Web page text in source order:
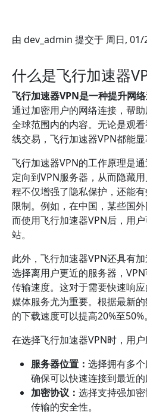
由 dev_admin 提交于 周日,
什么是飞行加速器
飞行加速器VPN是一种提升网络
通过加密用户的网络连接，帮
全球范围内的内容。无论是观
线交易，飞行加速器VPN都能显
飞行加速器VPN的工作原理是
定向到VPN服务器，从而隐藏
程不仅增强了隐私保护，还能
限制。例如，在中国，某些国
而使用飞行加速器VPN后，用
站。
此外，飞行加速器VPN还具有
选择离用户更近的服务器，
传输速度。这对于需要快速响
媒体服务尤为重要。根据最新
的下载速度可以提高20%至50%。
在选择飞行加速器VPN时，用
服务器位置： 选择拥有多个
确保可以快速连接到最近的
加密协议： 选择支持强加
传输的安全性。